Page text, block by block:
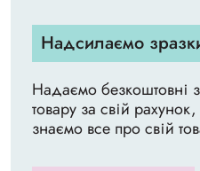
Надсилаємо
Надаємо безкоштовні
товару за свій
знаємо все про свій